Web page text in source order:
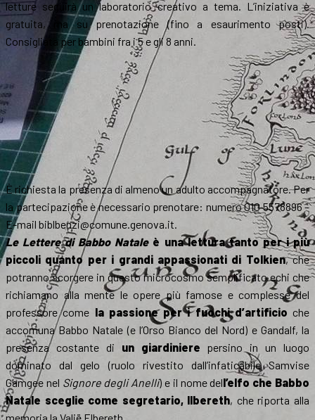
letture seguirà un laboratorio creativo a tema. L’iniziativa è
gratuita, ma su prenotazione (fino a esaurimento posti).
Consigliata per bambini fra i 5 e gli 8 anni.
È richiesta la presenza di almeno un adulto accompagnatore. Per
la partecipazione è necessario prenotare: numero 010 5578896 –
E-mail biblbenzi@comune.genova.it.
Le Lettere di Babbo Nataleè una lettura tanto per i più
piccoli quanto per i grandi appassionati di Tolkien, che
potranno scorgere in questo microcosmo semplificato echi che
richiamano alla mente le opere più famose e complesse del
professore come la passione per i fuochi d’artificio che
accomuna Babbo Natale (e l’Orso Bianco del Nord) e Gandalf, la
presenza costante di un giardiniere persino in un luogo
dominato dal gelo (ruolo rivestito dall’infaticabile Samvise
Gamgee nel Signore degli Anelli) e il nome dell’elfo che Babbo
Natale sceglie come segretario, Ilbereth, che riporta alla